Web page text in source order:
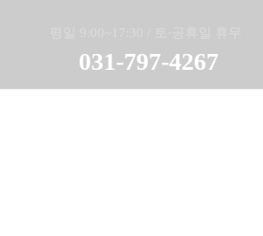
031-797-4267